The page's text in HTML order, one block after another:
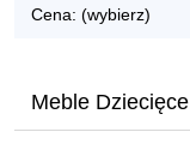
Cena: (wybierz)
Meble Dziecięce